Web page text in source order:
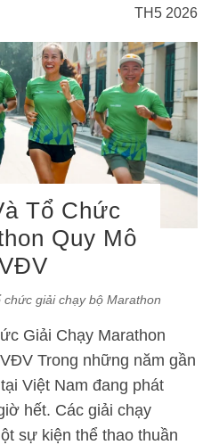
TH5 2026
Tổ Chức
Quy Mô
chức giải chạy bộ Marathon
Giải Chạy Marathon
Trong những năm gần
Việt Nam đang phát
hết. Các giải chạy
sự kiện thể thao thuần